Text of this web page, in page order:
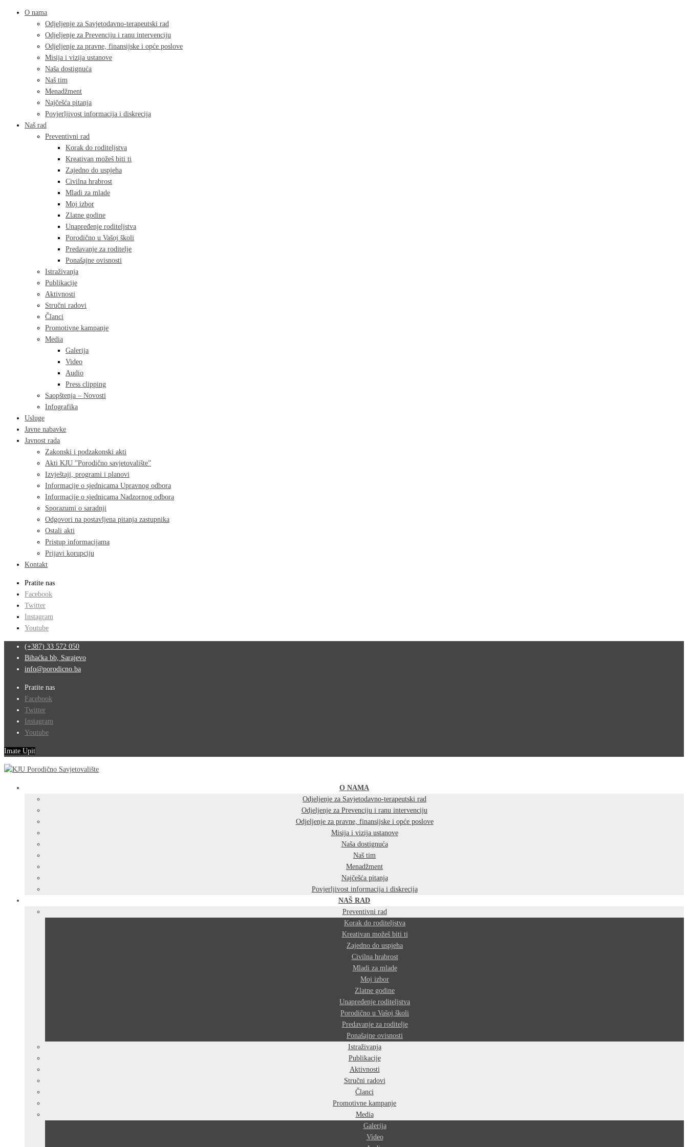
O nama
Odjeljenje za Savjetodavno-terapeutski rad
Odjeljenje za Prevenciju i ranu intervenciju
Odjeljenje za pravne, finansijske i opće poslove
Misija i vizija ustanove
Naša dostignuća
Naš tim
Menadžment
Najčešća pitanja
Povjerljivost informacija i diskrecija
Naš rad
Preventivni rad
Korak do roditeljstva
Kreativan možeš biti ti
Zajedno do uspjeha
Civilna hrabrost
Mladi za mlade
Moj izbor
Zlatne godine
Unapređenje roditeljstva
Porodično u Vašoj školi
Predavanje za roditelje
Ponašajne ovisnosti
Istraživanja
Publikacije
Aktivnosti
Stručni radovi
Članci
Promotivne kampanje
Media
Galerija
Video
Audio
Press clipping
Saopštenja – Novosti
Infografika
Usluge
Javne nabavke
Javnost rada
Zakonski i podzakonski akti
Akti KJU ”Porodično savjetovalište”
Izvještaji, programi i planovi
Informacije o sjednicama Upravnog odbora
Informacije o sjednicama Nadzornog odbora
Sporazumi o saradnji
Odgovori na postavljena pitanja zastupnika
Ostali akti
Pristup informacijama
Prijavi korupciju
Kontakt
Pratite nas
Facebook
Twitter
Instagram
Youtube
(+387) 33 572 050
Bihaćka bb, Sarajevo
info@porodicno.ba
Pratite nas
Facebook
Twitter
Instagram
Youtube
Imate Upit
O NAMA
Odjeljenje za Savjetodavno-terapeutski rad
Odjeljenje za Prevenciju i ranu intervenciju
Odjeljenje za pravne, finansijske i opće poslove
Misija i vizija ustanove
Naša dostignuća
Naš tim
Menadžment
Najčešća pitanja
Povjerljivost informacija i diskrecija
NAŠ RAD
Preventivni rad
Korak do roditeljstva
Kreativan možeš biti ti
Zajedno do uspjeha
Civilna hrabrost
Mladi za mlade
Moj izbor
Zlatne godine
Unapređenje roditeljstva
Porodično u Vašoj školi
Predavanje za roditelje
Ponašajne ovisnosti
Istraživanja
Publikacije
Aktivnosti
Stručni radovi
Članci
Promotivne kampanje
Media
Galerija
Video